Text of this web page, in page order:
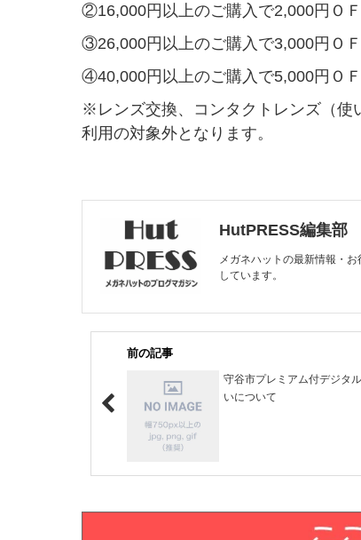
②16,000円以上のご購入で2,000円ＯＦ
③26,000円以上のご購入で3,000円ＯＦ
④40,000円以上のご購入で5,000円ＯＦ
※レンズ交換、コンタクトレンズ（使
利用の対象外となります。
HutPRESS編集部
メガネハットの最新情報・
しています。
前の記事
守谷市プレミアム付デジタ
いについて